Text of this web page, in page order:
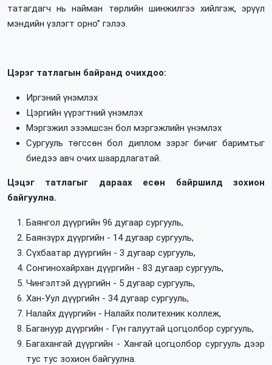
татагдагч нь найман төрлийн шинжилгээ хийлгэж, эрүүл
мэндийн үзлэгт орно” гэлээ.
Цэрэг татлагын байранд очихдоо:
Иргэний үнэмлэх
Цэргийн үүрэгтний үнэмлэх
Мэргэжил эзэмшсэн бол мэргэжлийн үнэмлэх
Сургууль төгссөн бол диплом зэрэг бичиг баримтыг
биедээ авч очих шаардлагатай.
Цэцэг татлагыг дараах есөн байршилд зохион
байгуулна.
Баянгол дүүргийн 96 дугаар сургууль,
Баянзүрх дүүргийн - 14 дугаар сургууль,
Сүхбаатар дүүргийн - 3 дугаар сургууль,
Сонгинохайрхан дүүргийн - 83 дугаар сургууль,
Чингэлтэй дүүргийн - 5 дугаар сургууль,
Хан-Уул дүүргийн - 34 дугаар сургууль,
Налайх дүүргийн - Налайх политехник коллеж,
Багануур дүүргийн - Гүн галуутай цогцолбор сургууль,
Багахангай дүүргийн - Хангай цогцолбор сургууль дээр
тус тус зохион байгуулна.